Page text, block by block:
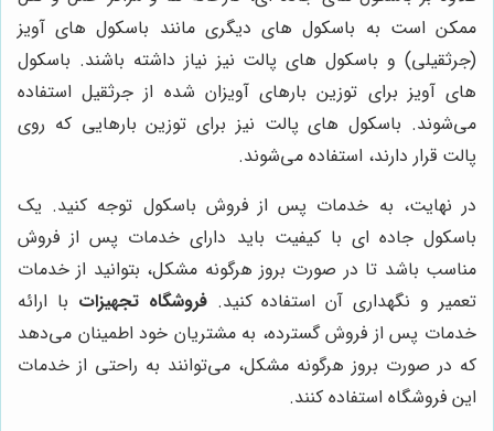
ممکن است به باسکول های دیگری مانند باسکول های آویز
(جرثقیلی) و باسکول های پالت نیز نیاز داشته باشند. باسکول
های آویز برای توزین بارهای آویزان شده از جرثقیل استفاده
می‌شوند. باسکول های پالت نیز برای توزین بارهایی که روی
پالت قرار دارند، استفاده می‌شوند.
در نهایت، به خدمات پس از فروش باسکول توجه کنید. یک
باسکول جاده ای با کیفیت باید دارای خدمات پس از فروش
مناسب باشد تا در صورت بروز هرگونه مشکل، بتوانید از خدمات
تعمیر و نگهداری آن استفاده کنید.فروشگاه تجهیزات با ارائه
خدمات پس از فروش گسترده، به مشتریان خود اطمینان می‌دهد
که در صورت بروز هرگونه مشکل، می‌توانند به راحتی از خدمات
این فروشگاه استفاده کنند.